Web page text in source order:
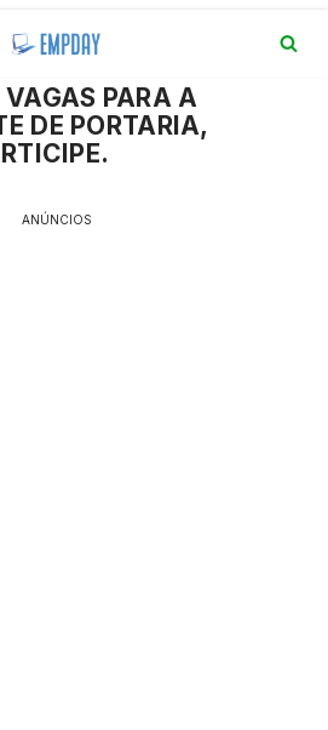
VAGAS PARA A
DE PORTARIA,
ANÚNCIOS